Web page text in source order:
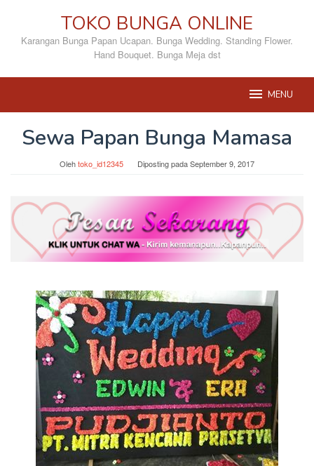
konten
TOKO BUNGA ONLINE
Karangan Bunga Papan Ucapan. Bunga Wedding. Standing Flower.
Hand Bouquet. Bunga Meja dst
MENU
Sewa Papan Bunga Mamasa
Olehtoko_id12345 Diposting padaSeptember 9, 2017